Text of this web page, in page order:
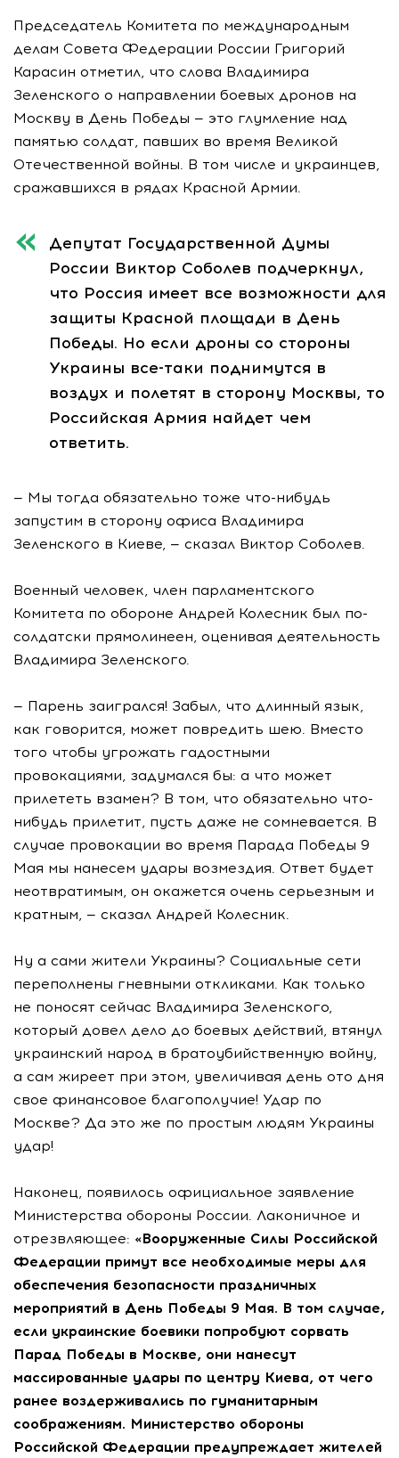
Председатель Комитета по международным
делам Совета Федерации России Григорий
Карасин отметил, что слова Владимира
Зеленского о направлении боевых дронов на
Москву в День Победы — это глумление над
памятью солдат, павших во время Великой
Отечественной войны. В том числе и украинцев,
сражавшихся в рядах Красной Армии.
Депутат Государственной Думы
России Виктор Соболев подчеркнул,
что Россия имеет все возможности для
защиты Красной площади в День
Победы. Но если дроны со стороны
Украины все-таки поднимутся в
воздух и полетят в сторону Москвы, то
Российская Армия найдет чем
ответить.
— Мы тогда обязательно тоже что-нибудь
запустим в сторону офиса Владимира
Зеленского в Киеве, — сказал Виктор Соболев.
Военный человек, член парламентского
Комитета по обороне Андрей Колесник был по-
солдатски прямолинеен, оценивая деятельность
Владимира Зеленского.
— Парень заигрался! Забыл, что длинный язык,
как говорится, может повредить шею. Вместо
того чтобы угрожать гадостными
провокациями, задумался бы: а что может
прилететь взамен? В том, что обязательно что-
нибудь прилетит, пусть даже не сомневается. В
случае провокации во время Парада Победы 9
Мая мы нанесем удары возмездия. Ответ будет
неотвратимым, он окажется очень серьезным и
кратным, — сказал Андрей Колесник.
Ну а сами жители Украины? Социальные сети
переполнены гневными откликами. Как только
не поносят сейчас Владимира Зеленского,
который довел дело до боевых действий, втянул
украинский народ в братоубийственную войну,
а сам жиреет при этом, увеличивая день ото дня
свое финансовое благополучие! Удар по
Москве? Да это же по простым людям Украины
удар!
Наконец, появилось официальное заявление
Министерства обороны России. Лаконичное и
отрезвляющее: «Вооруженные Силы Российской
Федерации примут все необходимые меры для
обеспечения безопасности праздничных
мероприятий в День Победы 9 Мая. В том случае,
если украинские боевики попробуют сорвать
Парад Победы в Москве, они нанесут
массированные удары по центру Киева, от чего
ранее воздерживались по гуманитарным
соображениям. Министерство обороны
Российской Федерации предупреждает жителей